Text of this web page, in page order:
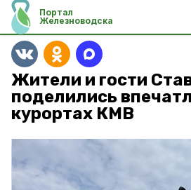
Портал
Железноводска
Жители и гости
поделились
курортах КМВ